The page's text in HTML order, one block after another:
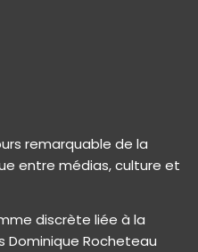
remarquable de la
entre médias, culture et
discrète liée à la
Rocheteau